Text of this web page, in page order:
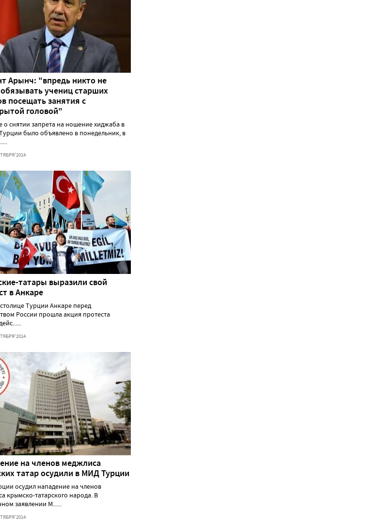
Арынч: "впредь никто не
учениц старших
посещать занятия с
головой"
о снятии запрета на ношение хиджаба в
было объявлено в понедельник, в
татары выразили свой
в Анкаре
Турции Анкаре перед
России прошла акция протеста
на членов меджлиса
татар осудили в МИД Турции
осудил нападение на членов
крымско-татарского народа. В
заявлении М......